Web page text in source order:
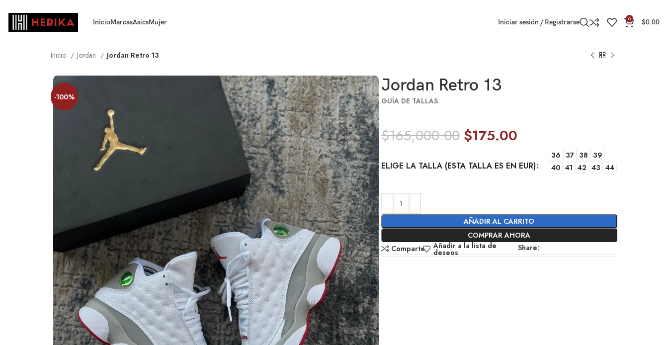
InicioMarcasAsicsMujer Iniciar sesión / Registrarse 0 $0.00
Inicio Jordan Jordan Retro 13
-100%
Jordan Retro 13
GUÍA DE TALLAS
$165,000.00 $175.00
ELIGE LA TALLA (ESTA TALLA ES EN EUR)
36 37 38 39
40 41 42 43 44
AÑADIR AL CARRITO
COMPRAR AHORA
Comparte
Añadir a la lista de
deseos Share: